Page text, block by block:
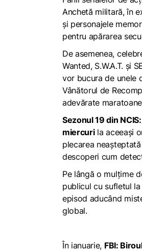
Anchetă militară, în
și personajele
pentru apărarea
De asemenea,
Wanted, S.W.A.T.și
vor bucura de unele
Vânătorul de
adevărate
Sezonul 19 din
miercurila aceeași
plecarea
descoperi cum
Pe lângă o mulțime
publicul cu sufletul
episod aducând
global.
În ianuarie, FBI: